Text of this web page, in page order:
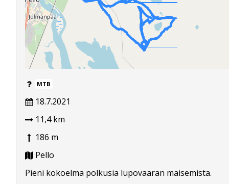
MTB
18.7.2021
11,4 km
186 m
Pello
Pieni kokoelma polkusia lupovaaran maisemista.